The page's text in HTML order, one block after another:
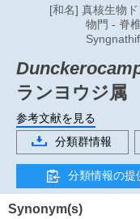
[和名] 真核生物
物門 - 脊
ランヨウジ属
参考文献を見る
分類群情報
分類情報の提
Synonym(s)